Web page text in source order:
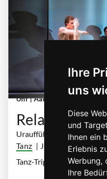
Ihre
uns
Diese
und
Ihnen ein
Erlebnis
Werbung,
Ihre
Samstag, 24. Oktober 2026
Uhr| Aalto-Theater Essen
Relations
Uraufführung
Tanz | JIRÍ KYLIÁN
Tanz-Triptychon